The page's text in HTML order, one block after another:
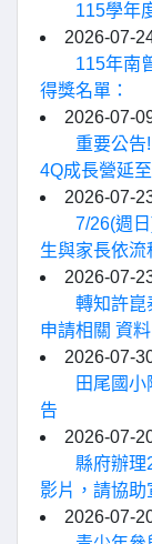
115學年
2026-07-
115年南
得獎名單：
2026-07-
重要公告
4Q成長營延
2026-07-
7/26(週
生與家長依流
2026-07-
轉知許崑
申請相關 資料
2026-07-
田尾國
告
2026-07-
縣府辦理
影片，請協助
2026-07-